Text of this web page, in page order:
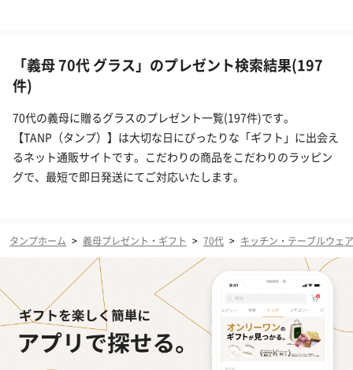
「義母 70代 グラス」のプレゼント検索結果(197
件)
70代の義母に贈るグラスのプレゼント一覧(197件)です。
【TANP（タンプ）】は大切な日にぴったりな「ギフト」に出会え
るネット通販サイトです。こだわりの商品をこだわりのラッピン
グで、最短で即日発送にてご対応いたします。
タンプホーム > 義母プレゼント・ギフト > 70代 > キッチン・テーブルウェア